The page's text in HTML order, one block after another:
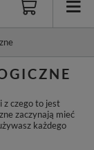
z czego to jest
zaczynają mieć
każdego